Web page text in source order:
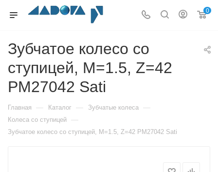
0
Зубчатое колесо со
ступицей, M=1.5, Z=42
PM27042 Sati
Главная — Каталог — Зубчатые колеса —
Колеса со ступицей —
Зубчатое колесо со ступицей, M=1.5, Z=42 PM27042 Sati